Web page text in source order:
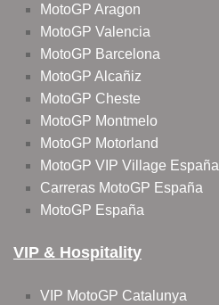
MotoGP Aragon
MotoGP Valencia
MotoGP Barcelona
MotoGP Alcañiz
MotoGP Cheste
MotoGP Montmelo
MotoGP Motorland
MotoGP VIP Village España
Carreras MotoGP España
MotoGP España
VIP & Hospitality
VIP MotoGP Catalunya